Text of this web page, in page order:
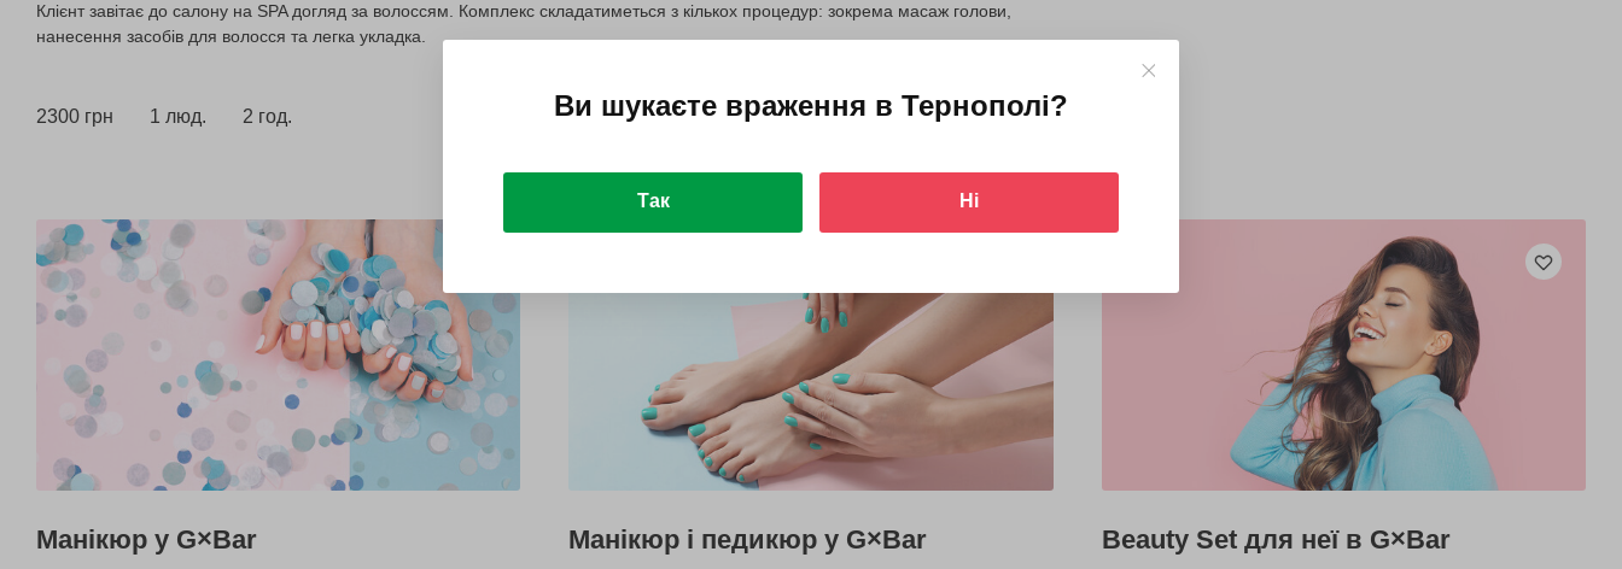
Клієнт завітає до салону на SPA догляд за волоссям. Комплекс складатиметься з кількох процедур: зокрема масаж голови,
нанесення засобів для волосся та легка укладка.
2300 грн 1 люд. 2 год. Подарувати
Манікюр у G×Bar Манікюр і педикюр у G×Bar Beauty Set для неї в G×Bar
Ви шукаєте враження в Тернополі?
Так Ні